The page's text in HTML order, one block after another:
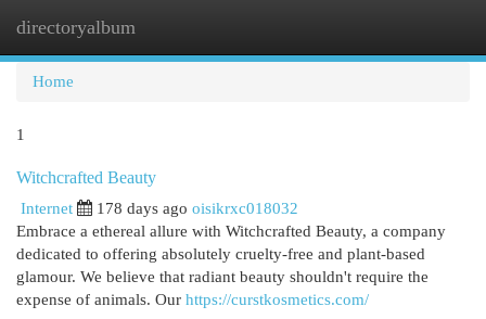
directoryalbum
Home
1
Witchcrafted Beauty
Internet 178 days ago oisikrxc018032
Embrace a ethereal allure with Witchcrafted Beauty, a company
dedicated to offering absolutely cruelty-free and plant-based
glamour. We believe that radiant beauty shouldn't require the
expense of animals. Our https://curstkosmetics.com/